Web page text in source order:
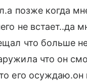
позже когда
не встает..да
что больше
что он
его осуждаю.он